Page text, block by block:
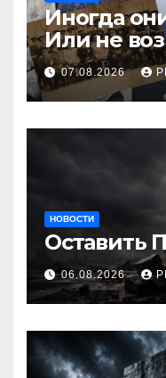
Иногда
Или не
07.08.2026
НОВОСТИ
Оставить
06.08.2026